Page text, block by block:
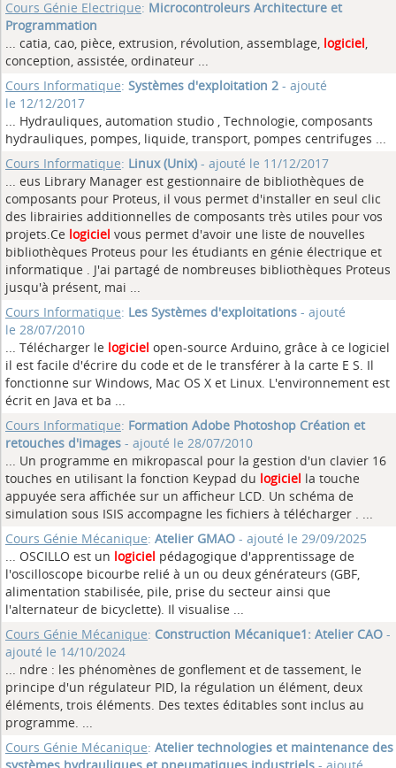
Cours Génie Electrique: Microcontroleurs Architecture et
Programmation
... catia, cao, pièce, extrusion, révolution, assemblage, logiciel,
conception, assistée, ordinateur ...
Cours Informatique: Systèmes d'exploitation 2 - ajouté
le 12/12/2017
... Hydrauliques, automation studio , Technologie, composants
hydrauliques, pompes, liquide, transport, pompes centrifuges ...
Cours Informatique: Linux (Unix) - ajouté le 11/12/2017
... eus Library Manager est gestionnaire de bibliothèques de
composants pour Proteus, il vous permet d'installer en seul clic
des librairies additionnelles de composants très utiles pour vos
projets.Ce logiciel vous permet d'avoir une liste de nouvelles
bibliothèques Proteus pour les étudiants en génie électrique et
informatique . J'ai partagé de nombreuses bibliothèques Proteus
jusqu'à présent, mai ...
Cours Informatique: Les Systèmes d'exploitations - ajouté
le 28/07/2010
... Télécharger le logiciel open-source Arduino, grâce à ce logiciel
il est facile d'écrire du code et de le transférer à la carte E S. Il
fonctionne sur Windows, Mac OS X et Linux. L'environnement est
écrit en Java et ba ...
Cours Informatique: Formation Adobe Photoshop Création et
retouches d'images - ajouté le 28/07/2010
... Un programme en mikropascal pour la gestion d'un clavier 16
touches en utilisant la fonction Keypad du logiciel la touche
appuyée sera affichée sur un afficheur LCD. Un schéma de
simulation sous ISIS accompagne les fichiers à télécharger . ...
Cours Génie Mécanique: Atelier GMAO - ajouté le 29/09/2025
... OSCILLO est un logiciel pédagogique d'apprentissage de
l'oscilloscope bicourbe relié à un ou deux générateurs (GBF,
alimentation stabilisée, pile, prise du secteur ainsi que
l'alternateur de bicyclette). Il visualise ...
Cours Génie Mécanique: Construction Mécanique1: Atelier CAO -
ajouté le 14/10/2024
... ndre : les phénomènes de gonflement et de tassement, le
principe d'un régulateur PID, la régulation un élément, deux
éléments, trois éléments. Des textes éditables sont inclus au
programme. ...
Cours Génie Mécanique: Atelier technologies et maintenance des